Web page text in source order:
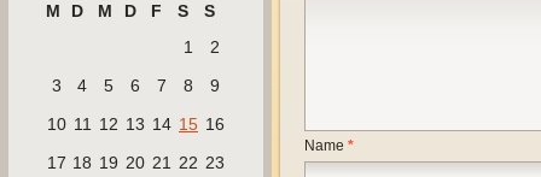
M
D M D F S
S
1
2
3
4 5 6 7 8
9
10 11 12 13 14 15 16
17 18 19 20 21 22 23
Name *